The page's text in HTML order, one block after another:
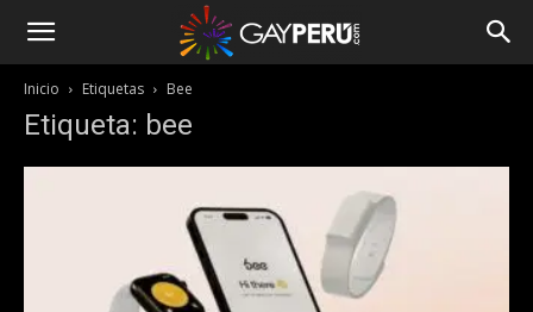
Inicio Etiquetas Bee
Etiqueta: bee